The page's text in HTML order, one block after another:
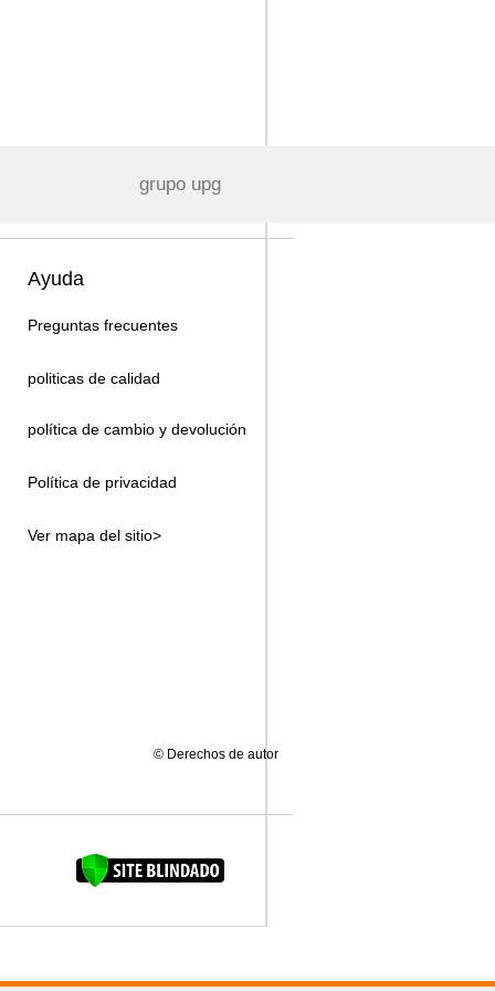
grupo upg
Ayuda
Preguntas frecuentes
politicas de calidad
política de cambio y devolución
Política de privacidad
Ver mapa del sitio>
© Derechos de autor